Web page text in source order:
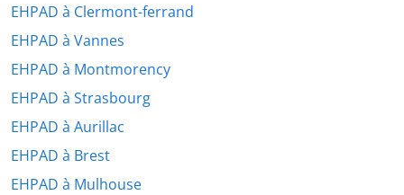
EHPAD à Clermont-ferrand
EHPAD à Vannes
EHPAD à Montmorency
EHPAD à Strasbourg
EHPAD à Aurillac
EHPAD à Brest
EHPAD à Mulhouse